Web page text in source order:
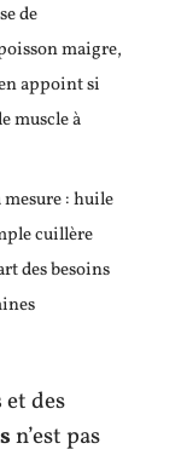
de
maigre,
appoint si
muscle à
mesure : huile
cuillère
des besoins
et des
n’est pas